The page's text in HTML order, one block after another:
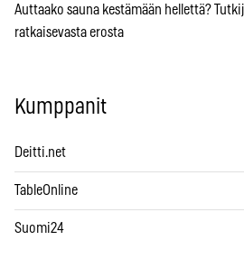
Auttaako sauna kestämään hellettä?
ratkaisevasta erosta
Kumppanit
Deitti.net
TableOnline
Suomi24